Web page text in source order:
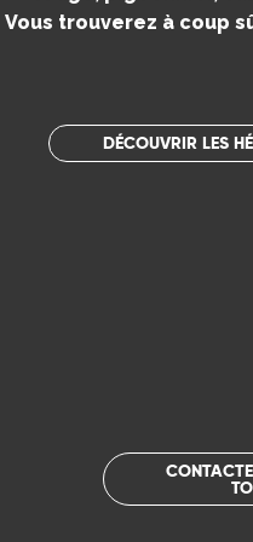
Vous trouverez à coup
DÉCOUVRIR LES